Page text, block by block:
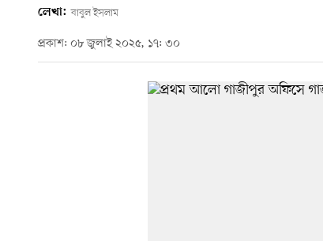
লেখা: বাবুল ইসলাম
প্রকাশ: ০৮ জুলাই ২০২৫, ১৭: ৩০